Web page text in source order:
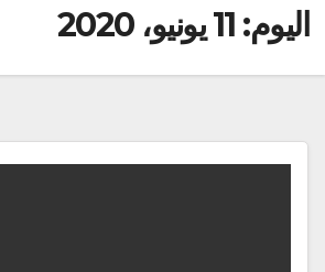
اليوم: 11 يونيو، 2020